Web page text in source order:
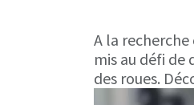
A la
mis au défi
des roues.